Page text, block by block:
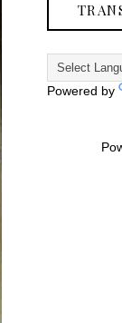
Powered by